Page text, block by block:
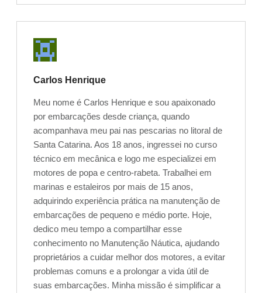
Carlos Henrique
Meu nome é Carlos Henrique e sou apaixonado
por embarcações desde criança, quando
acompanhava meu pai nas pescarias no litoral de
Santa Catarina. Aos 18 anos, ingressei no curso
técnico em mecânica e logo me especializei em
motores de popa e centro-rabeta. Trabalhei em
marinas e estaleiros por mais de 15 anos,
adquirindo experiência prática na manutenção de
embarcações de pequeno e médio porte. Hoje,
dedico meu tempo a compartilhar esse
conhecimento no Manutenção Náutica, ajudando
proprietários a cuidar melhor dos motores, a evitar
problemas comuns e a prolongar a vida útil de
suas embarcações. Minha missão é simplificar a